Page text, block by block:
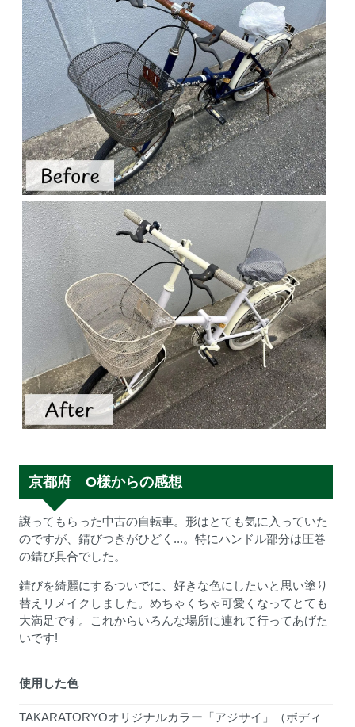
京都府 O様からの感想
譲ってもらった中古の自転車。形はとても気に入っていた
のですが、錆びつきがひどく...。特にハンドル部分は圧巻
の錆び具合でした。
錆びを綺麗にするついでに、好きな色にしたいと思い塗り
替えリメイクしました。めちゃくちゃ可愛くなってとても
大満足です。これからいろんな場所に連れて行ってあげた
いです!
使用した色
TAKARATORYOオリジナルカラー「アジサイ 」（ボディ